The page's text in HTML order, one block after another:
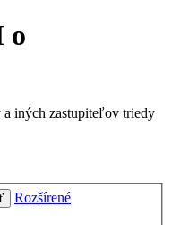
o
iných zastupiteľov triedy
Rozšírené